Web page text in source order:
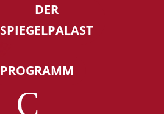
DER
SPIEGELPALAST
PROGRAMM
C